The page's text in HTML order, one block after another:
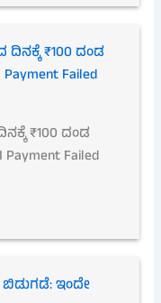
₹100 ದಂಡ
Failed